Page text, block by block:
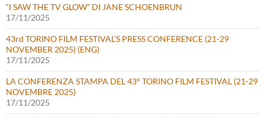
“I SAW THE TV GLOW” DI JANE SCHOENBRUN
17/11/2025
43rd TORINO FILM FESTIVAL’S PRESS CONFERENCE (21-29
NOVEMBER 2025) (ENG)
17/11/2025
LA CONFERENZA STAMPA DEL 43° TORINO FILM FESTIVAL (21-29
NOVEMBRE 2025)
17/11/2025